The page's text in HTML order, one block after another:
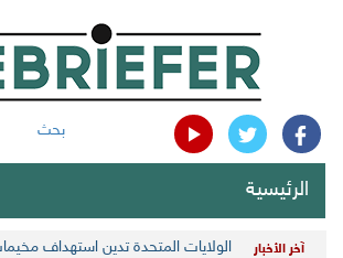
بحث
الرئيسية
آخر الأخبار الولايات المتحدة تدين استهداف